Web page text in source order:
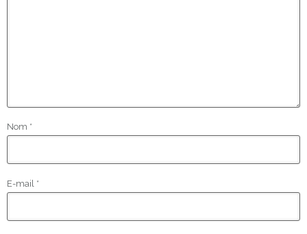
Nom *
E-mail *